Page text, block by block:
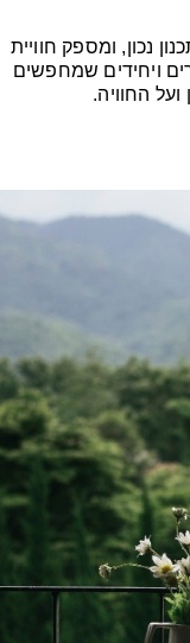
נכון, ומספק חוויית
ויחידים שמחפשים
החוויה.